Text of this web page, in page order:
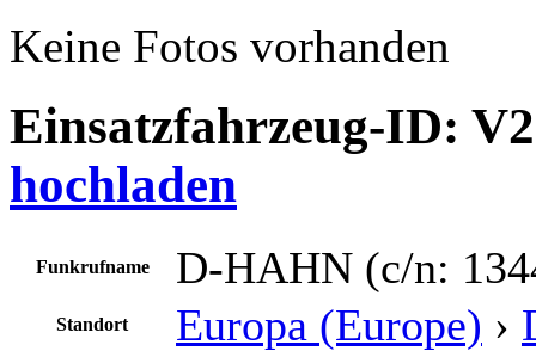
Keine Fotos vorhanden
Einsatzfahrzeug-ID:
hochladen
Funkrufname D-HAHN (c/n:
Standort Europa (Europe) ›